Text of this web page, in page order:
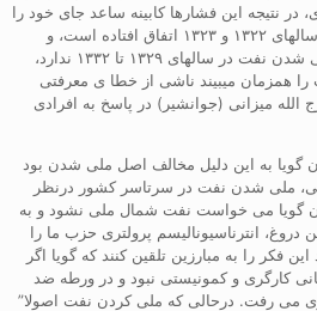
نتیجه این فشارها کابینه ساعد جای خود را
به بیات داد. تمام این حوادث در سالهای ۱۳۲۲ و ۱۳۲۳ اتفاق افتاده است، و
کوچکترین ارتباطی با داستان ملی شدن نفت در سالهای ۱۳۲۹ تا ۱۳۳۲ ندارد،
را همزمان میبیند ناشی از خطا ی معرفتی
میزانی (جوانشیر) در پاسخ به افرادی
گویا به این دلیل مخالف اصل ملی شدن بود
ملی شدن نفت در سرتاسر کشور درنظر
گویا می خواست نفت شمال ملی نشود و به
دروغ، انترناسیونالیسم پرولتری حزب ما را
فکر را به مبارزین تلقین کنند که گویا اگر
کارگری و کمونیستی نبود و در ورطه ضد
می رفت. درحالی که ملی کردن نفت اصولا”